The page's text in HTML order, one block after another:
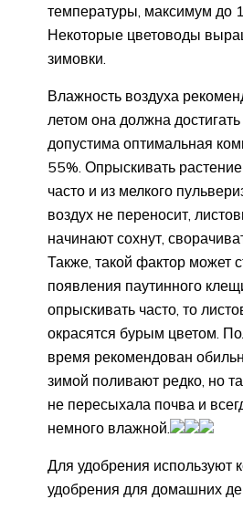
температуры, максимум до
Некоторые цветоводы
зимовки.
Влажность воздуха
летом она должна
допустима оптимальная
55%. Опрыскивать
часто и из мелкого
воздух не переносит,
начинают сохнут,
Также, такой фактор может
появления паутинного
опрыскивать часто, то
окрасятся бурым цветом.
время рекомендован
зимой поливают редко, но
не пересыхала почва и
немного влажной.
Для удобрения используют
удобрения для домашних